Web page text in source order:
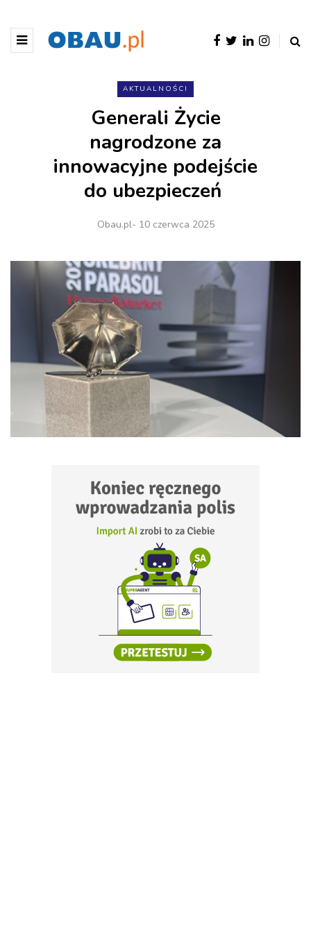
AKTUALNOŚCI
Generali Życie
nagrodzone za
innowacyjne podejście
do ubezpieczeń
Obau.pl- 10 czerwca 2025